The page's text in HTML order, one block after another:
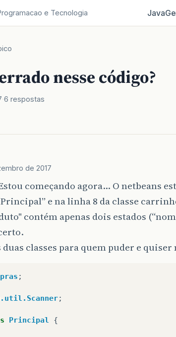
e Tecnologia Java
nesse código?
6 respostas
de 2017
começando agora… O netbeans
e na linha 8 da classe
contém apenas dois estados
duas classes para quem puder e
;
;
Principal {